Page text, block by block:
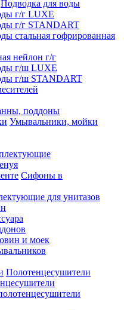
Подводка для воды
г/г LUXE
г/г STANDART
стальная гофрированная
нейлон г/г
г/ш LUXE
г/ш STANDART
поддоны
Умывальники, мойки
Сифоны в
для унитазов
и моек
Полотенцесушители